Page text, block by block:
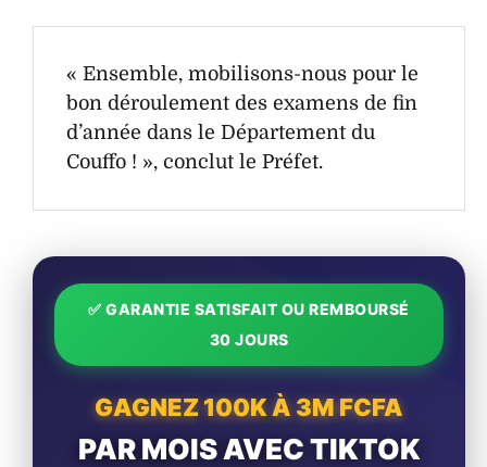
« Ensemble, mobilisons-nous pour le
bon déroulement des examens de fin
d’année dans le Département du
Couffo ! », conclut le Préfet.
✅ GARANTIE SATISFAIT OU REMBOURSÉ
30 JOURS
GAGNEZ 100K À 3M FCFA
PAR MOIS AVEC TIKTOK